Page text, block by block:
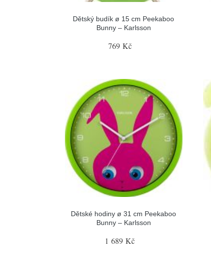
Dětský budík ø 15 cm Peekaboo
Bunny – Karlsson
769 Kč
Dětské hodiny ø 31 cm Peekaboo
Bunny – Karlsson
1 689 Kč